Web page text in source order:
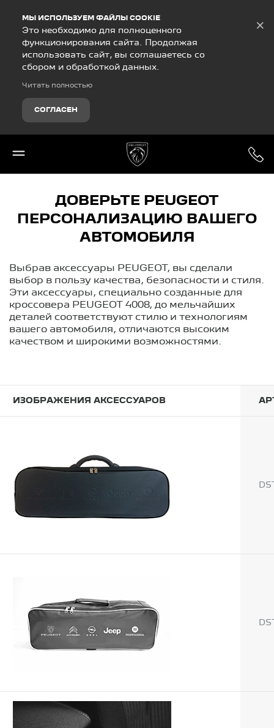
МЫ ИСПОЛЬЗУЕМ ФАЙЛЫ COOKIE
Это необходимо для полноценного
функционирования сайта. Продолжая
использовать сайт, вы соглашаетесь со
сбором и обработкой данных.
Читать полностью
СОГЛАСЕН
×
ДОВЕРЬТЕ PEUGEOT
ПЕРСОНАЛИЗАЦИЮ ВАШЕГО
АВТОМОБИЛЯ
Выбрав аксессуары PEUGEOT, вы сделали
выбор в пользу качества, безопасности и стиля.
Эти аксессуары, специально созданные для
кроссовера PEUGEOT 4008, до мельчайших
деталей соответствуют стилю и технологиям
вашего автомобиля, отличаются высоким
качеством и широкими возможностями.
ИЗОБРАЖЕНИЯ АКСЕССУАРОВ